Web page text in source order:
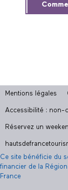
Mentions légales
Accessibilité : non-
Réservez un
Ce site bénéficie du
financier de la
France